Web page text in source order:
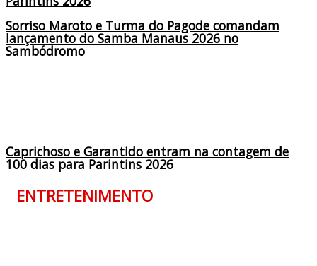
Sorriso Maroto e Turma do Pagode comandam
lançamento do Samba Manaus 2026 no
Sambódromo
Caprichoso e Garantido entram na contagem de
100 dias para Parintins 2026
ENTRETENIMENTO